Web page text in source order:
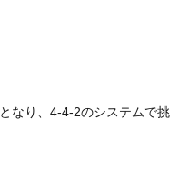
となり、4-4-2のシステムで挑